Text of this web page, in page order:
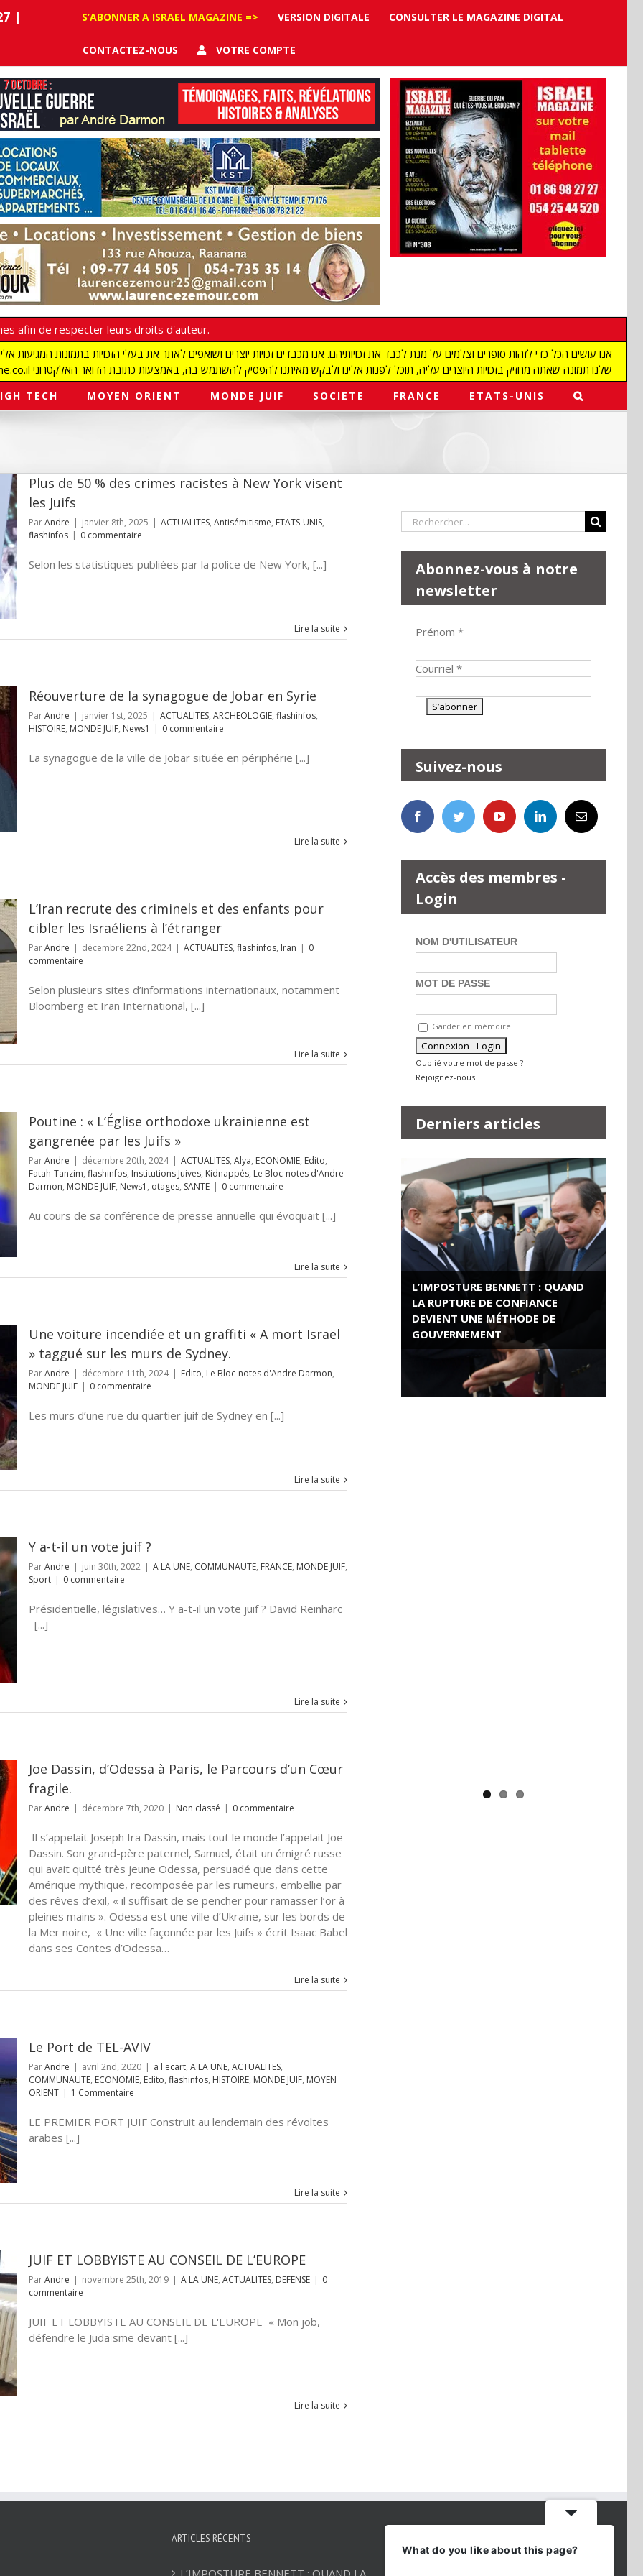
|
S’ABONNER A ISRAEL MAGAZINE => VERSION DIGITALE CONSULTER LE MAGAZINE DIGITAL
CONTACTEZ-NOUS VOTRE COMPTE
afin de respecter leurs droits d'auteur.
redaction@israelmagazine.co.il שלנו תמונה שאתה מחזיק בזכויות היוצרים עליה, תוכל לפנות אלינו ולבקש מאיתנו להפסיק להשתמש בה, באמצעות כתובת הדואר האלקטרוני
TECH MOYEN ORIENT MONDE JUIF SOCIETE FRANCE ETATS-UNIS
Plus de 50 % des crimes racistes à New York visent
les Juifs
ParAndre | janvier 8th, 2025 | ACTUALITES, Antisémitisme, ETATS-UNIS,
flashinfos | 0 commentaire
Selon les statistiques publiées par la police de New York, [...]
Lire la suite
Réouverture de la synagogue de Jobar en Syrie
ParAndre | janvier 1st, 2025 | ACTUALITES, ARCHEOLOGIE, flashinfos,
HISTOIRE, MONDE JUIF, News1 | 0 commentaire
La synagogue de la ville de Jobar située en périphérie [...]
Lire la suite
L’Iran recrute des criminels et des enfants pour
cibler les Israéliens à l’étranger
ParAndre | décembre 22nd, 2024 | ACTUALITES, flashinfos, Iran | 0
commentaire
Selon plusieurs sites d’informations internationaux, notamment
Bloomberg et Iran International, [...]
Lire la suite
Poutine : « L’Église orthodoxe ukrainienne est
gangrenée par les Juifs »
ParAndre | décembre 20th, 2024 | ACTUALITES, Alya, ECONOMIE, Edito,
Fatah-Tanzim, flashinfos, Institutions Juives, Kidnappés, Le Bloc-notes d'Andre
Darmon, MONDE JUIF, News1 , otages, SANTE | 0 commentaire
Au cours de sa conférence de presse annuelle qui évoquait [...]
Lire la suite
Une voiture incendiée et un graffiti « A mort Israël
» taggué sur les murs de Sydney.
ParAndre | décembre 11th, 2024 | Edito, Le Bloc-notes d'Andre Darmon,
MONDE JUIF | 0 commentaire
Les murs d’une rue du quartier juif de Sydney en [...]
Lire la suite
Y a-t-il un vote juif ?
ParAndre | juin 30th, 2022 | A LA UNE, COMMUNAUTE, FRANCE, MONDE JUIF,
Sport | 0 commentaire
Présidentielle, législatives… Y a-t-il un vote juif ? David Reinharc
[...]
Lire la suite
Joe Dassin, d’Odessa à Paris, le Parcours d’un Cœur
fragile.
ParAndre décembre 7th, 2020 Non classé 0 commentaire
Il s’appelait Joseph Ira Dassin, mais tout le monde l’appelait Joe
Dassin. Son grand-père paternel, Samuel, était un émigré russe
qui avait quitté très jeune Odessa, persuadé que dans cette
Amérique mythique, recomposée par les rumeurs, embellie par
des rêves d’exil, « il suffisait de se pencher pour ramasser l’or à
pleines mains ». Odessa est une ville d’Ukraine, sur les bords de
la Mer noire, « Une ville façonnée par les Juifs » écrit Isaac Babel
dans ses Contes d’Odessa…
Lire la suite
Le Port de TEL-AVIV
ParAndre avril 2nd, 2020 a l ecart, A LA UNE, ACTUALITES,
COMMUNAUTE, ECONOMIE, Edito, flashinfos, HISTOIRE, MONDE JUIF, MOYEN
ORIENT
1 Commentaire
LE PREMIER PORT JUIF Construit au lendemain des révoltes
arabes [...]
Lire la suite
JUIF ET LOBBYISTE AU CONSEIL DE L’EUROPE
ParAndre novembre 25th, 2019 A LA UNE, ACTUALITES, DEFENSE
0
commentaire
JUIF ET LOBBYISTE AU CONSEIL DE L'EUROPE « Mon job,
défendre le Judaïsme devant [...]
Lire la suite
Rechercher:
Abonnez-vous à notre
newsletter
Prénom *
Courriel *
Suivez-nous
Accès des membres -
Login
NOM D'UTILISATEUR
MOT DE PASSE
Garder en mémoire
Oublié votre mot de passe ?
Rejoignez-nous
Derniers articles
L’IMPOSTURE BENNETT : QUAND
LA RUPTURE DE CONFIANCE
DEVIENT UNE MÉTHODE DE
GOUVERNEMENT
ROSE VALLAND, HEROÏNE DE LA
RESISTANCE FRANÇAISE
ARTICLES RÉCENTS
What do you like about this page?